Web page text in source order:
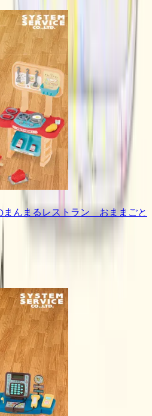
んまるレストラン おままごと